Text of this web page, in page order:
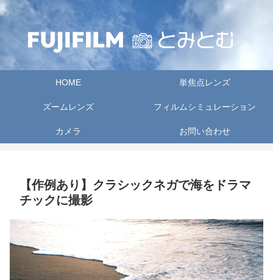
HOME 単焦点レンズ
ズームレンズ フィルムシミュレーション
カメラ お問い合わせ
【作例あり】クラシックネガで海をドラマ
チックに撮影